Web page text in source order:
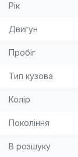
Рік
Двигун
Пробіг
Тип кузова
Колір
Покоління
В розшуку